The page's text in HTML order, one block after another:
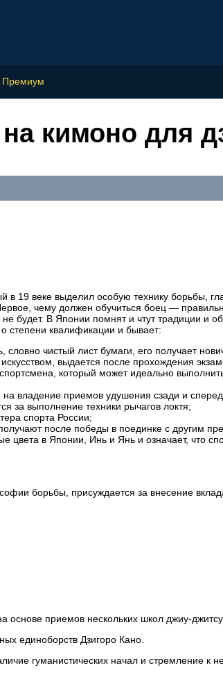
Премиум
на кимоно для
в 19 веке выделил особую технику борьбы,
чему должен обучиться боец —
не будет. В Японии помнят и чтут традиции и
степени квалификации и бывает:
чистый лист бумаги, его получает
выдается после прохождения
который может идеально
владение приемов удушения сзади и
за выполнение техники рычагов локтя;
спорта России;
после победы в поединке с другим
цвета в Японии, Инь и Янь и означает, что
борьбы, присуждается за внесение
основе приемов нескольких школ джиу-джитсу.
единоборств Дзигоро Кано.
гуманистических начал и стремление к